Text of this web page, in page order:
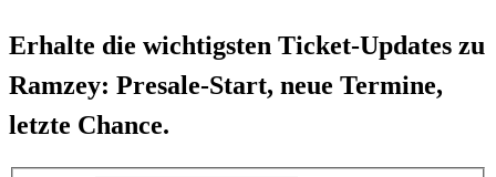
Erhalte die wichtigsten Ticket-Updates zu
Ramzey: Presale-Start, neue Termine,
letzte Chance.